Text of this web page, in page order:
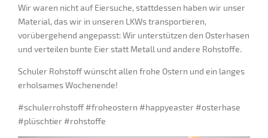
Wir waren nicht auf Eiersuche, stattdessen haben wir unser
Material, das wir in unseren LKWs transportieren,
vorübergehend angepasst: Wir unterstützen den Osterhasen
und verteilen bunte Eier statt Metall und andere Rohstoffe.
Schuler Rohstoff wünscht allen frohe Ostern und ein langes
erholsames Wochenende!
#schulerrohstoff #froheostern #happyeaster #osterhase
#plüschtier #rohstoffe